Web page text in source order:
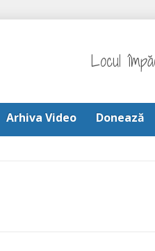
Locul
Arhiva Video Donează